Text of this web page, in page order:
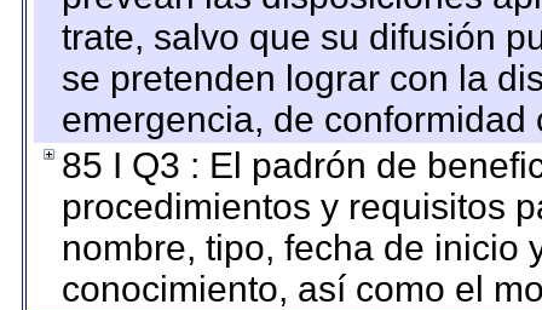
trate, salvo que su difusión
se pretenden lograr con la
emergencia, de
85 I Q3 : El padrón de
procedimientos y requisitos
nombre, tipo, fecha de inicio
conocimiento, así como el